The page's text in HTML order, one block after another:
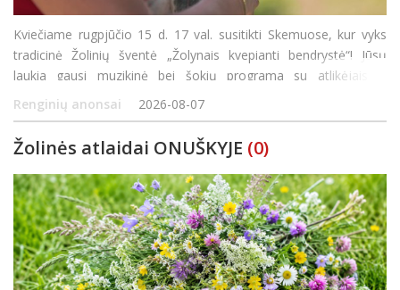
Kviečiame rugpjūčio 15 d. 17 val. susitikti Skemuose, kur vyks
tradicinė Žolinių šventė „Žolynais kvepianti bendrystė“! Jūsų
laukia gausi muzikinė bei šokių programa su atlikėjais iš
Panevėžio rajono bei Rokiškio, bendro žolynų paveikslo kūrimas
ir jaukios va
Renginių anonsai 2026-08-07
Žolinės atlaidai ONUŠKYJE (0)